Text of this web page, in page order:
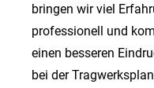
bringen wir viel
professionell und
einen besseren
bei der